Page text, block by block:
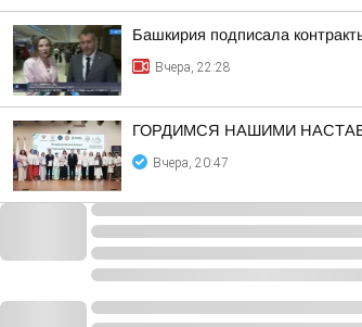
Башкирия подписала
Вчера, 22:28
ГОРДИМСЯ НАШИМИ
Вчера, 20:47